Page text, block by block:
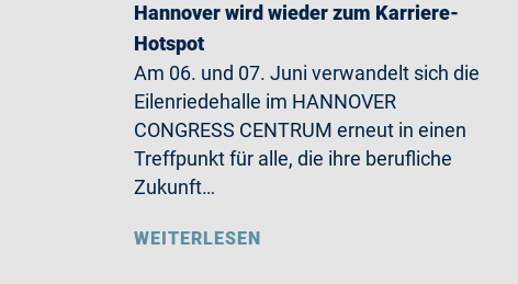
Hannover wird wieder zum Karriere-
Hotspot
Am 06. und 07. Juni verwandelt sich die
Eilenriedehalle im HANNOVER
CONGRESS CENTRUM erneut in einen
Treffpunkt für alle, die ihre berufliche
Zukunft…
WEITERLESEN